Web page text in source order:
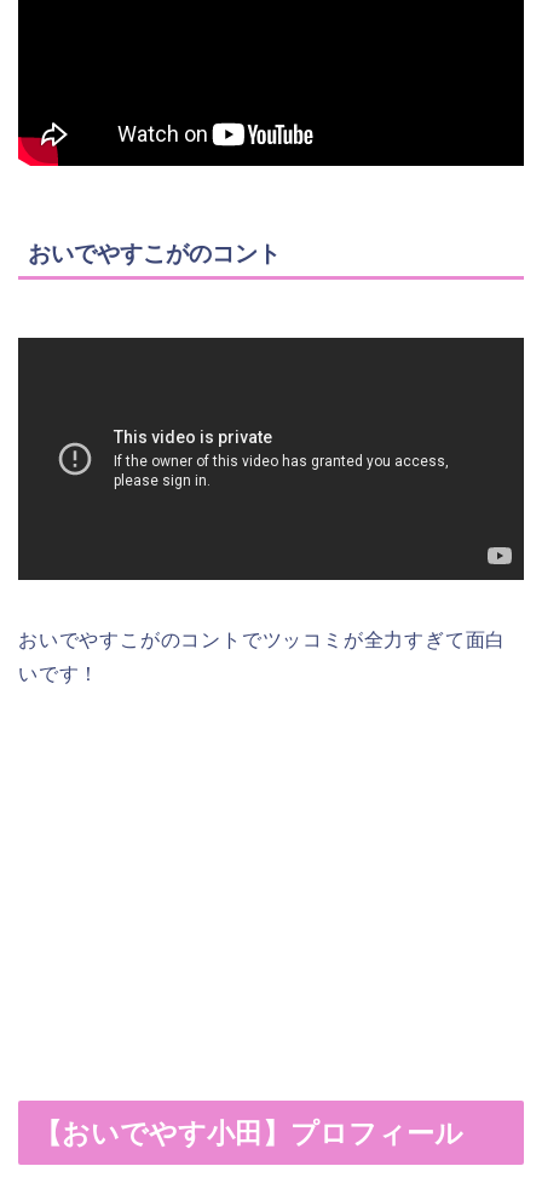
おいでやすこがのコント
おいでやすこがのコントでツッコミが全力すぎて面白
いです！
【おいでやす小田】プロフィール